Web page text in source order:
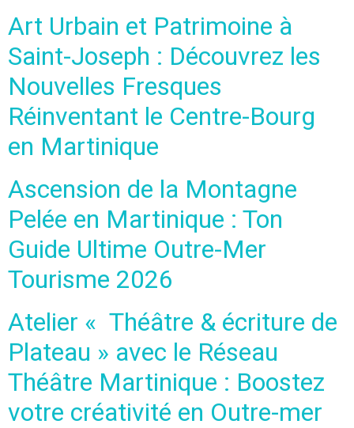
Art Urbain et Patrimoine à
Saint-Joseph : Découvrez les
Nouvelles Fresques
Réinventant le Centre-Bourg
en Martinique
Ascension de la Montagne
Pelée en Martinique : Ton
Guide Ultime Outre-Mer
Tourisme 2026
Atelier « Théâtre & écriture de
Plateau » avec le Réseau
Théâtre Martinique : Boostez
votre créativité en Outre-mer